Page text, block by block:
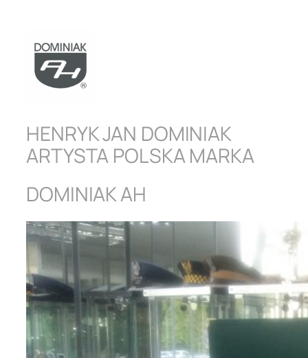
HENRYK JAN DOMINIAK
ARTYSTA POLSKA MARKA
DOMINIAK AH